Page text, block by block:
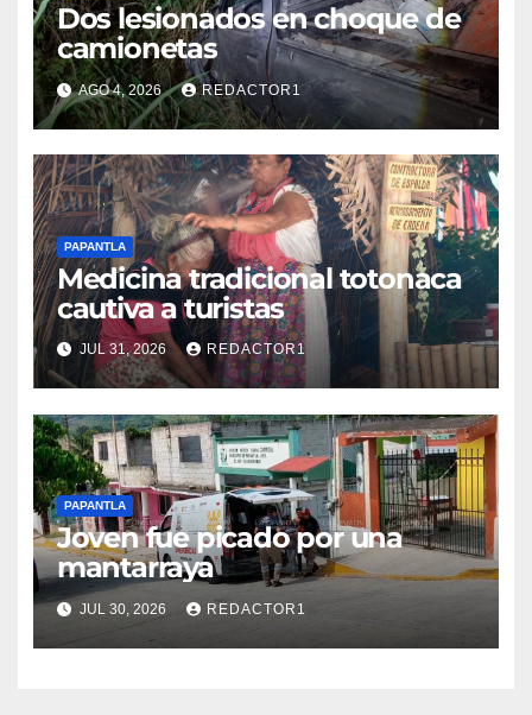
Dos lesionados en choque de
camionetas
AGO 4, 2026 REDACTOR1
PAPANTLA
Medicina tradicional totonaca
cautiva a turistas
JUL 31, 2026 REDACTOR1
PAPANTLA
Joven fue picado por una
mantarraya
JUL 30, 2026 REDACTOR1